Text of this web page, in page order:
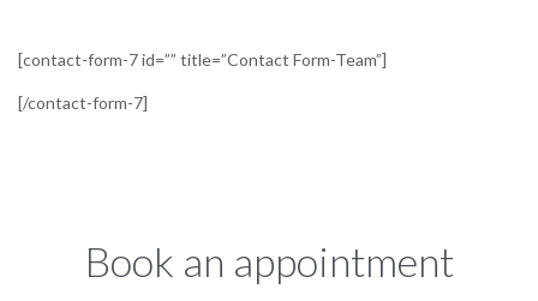
[contact-form-7 id=”” title=”Contact Form-Team”]
[/contact-form-7]
Book an appointment